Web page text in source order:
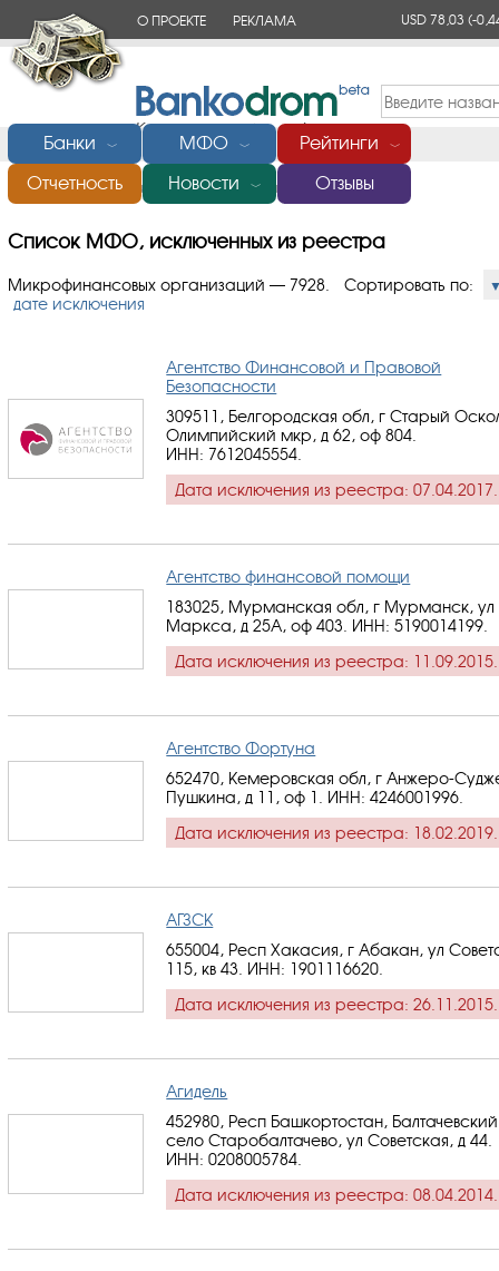
О ПРОЕКТЕ РЕКЛАМА USD 78,03(-
Банки ﹀ МФО ﹀ Рейтинги ﹀
Отчетность Новости ﹀ Отзывы
Главная/Список МФО, исключенных из реестра
Список МФО, исключенных из реестра
Микрофинансовых организаций — 7928.
Сортировать по:
дате исключения
Агентство Финансовой и Правовой
Безопасности
309511, Белгородская обл, г Старый
Олимпийский мкр, д 62, оф 804.
ИНН: 7612045554
Дата исключения из реестра: 07.04.2017.
Агентство финансовой помощи
183025, Мурманская обл, г Мурманск,
Маркса, д 25А, оф 403. ИНН: 5190014199
Дата исключения из реестра: 11.09.2015.
Агентство Фортуна
652470, Кемеровская обл, г Анжеро-
Пушкина, д 11, оф 1. ИНН: 4246001996
Дата исключения из реестра: 18.02.2019.
АГЗСК
655004, Респ Хакасия, г Абакан, ул
115, кв 43. ИНН: 1901116620
Дата исключения из реестра: 26.11.2015.
Агидель
452980, Респ Башкортостан,
село Старобалтачево, ул Советская, д 44.
ИНН: 0208005784
Дата исключения из реестра: 08.04.2014.